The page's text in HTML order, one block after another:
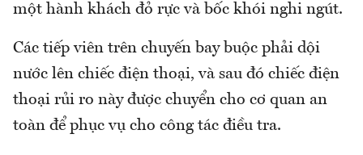
một hành khách đỏ rực và bốc khói nghi ngút.
Các tiếp viên trên chuyến bay buộc phải dội
nước lên chiếc điện thoại, và sau đó chiếc điện
thoại rủi ro này được chuyển cho cơ quan an
toàn để phục vụ cho công tác điều tra.